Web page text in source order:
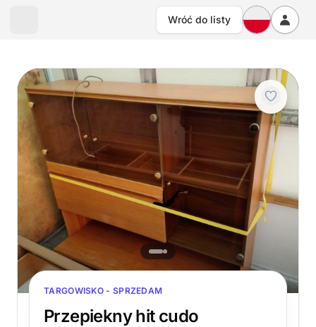
Wróć do listy
TARGOWISKO - SPRZEDAM
Przepiekny hit cudo